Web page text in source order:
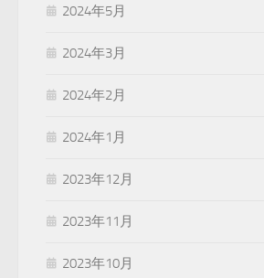
2024年5月
2024年3月
2024年2月
2024年1月
2023年12月
2023年11月
2023年10月